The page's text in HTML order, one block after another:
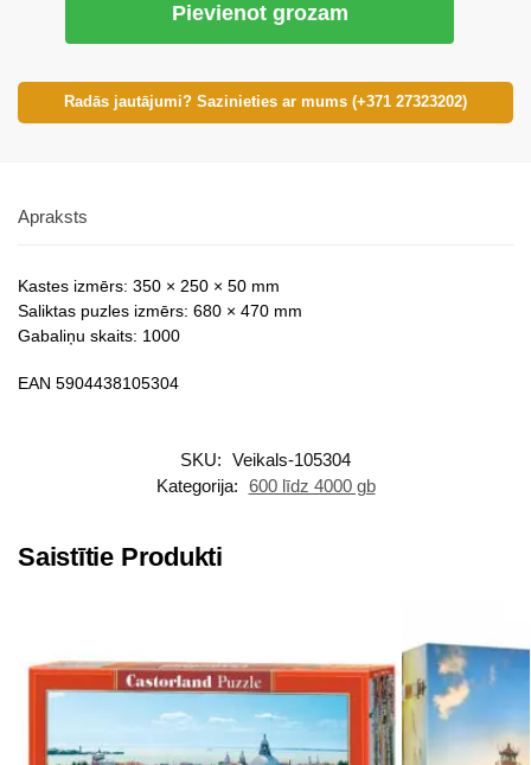
Pievienot grozam
Radās jautājumi? Sazinieties ar mums (+371 27323202)
Apraksts
Kastes izmērs: 350 × 250 × 50 mm
Saliktas puzles izmērs: 680 × 470 mm
Gabaliņu skaits: 1000
EAN 5904438105304
SKU: Veikals-105304
Kategorija: 600 līdz 4000 gb
Saistītie Produkti